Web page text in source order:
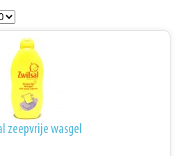
zeepvrije wasgel